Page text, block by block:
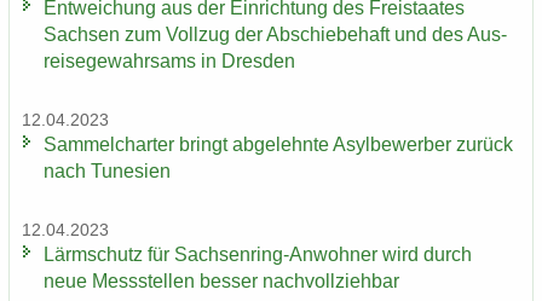
Ent­wei­chung aus der Ein­rich­tung des Frei­staa­tes
Sach­sen zum Voll­zug der Ab­schie­be­haft und des Aus­
rei­se­ge­wahr­sams in Dres­den
12.04.2023
Sam­mel­char­ter bringt ab­ge­lehn­te Asyl­be­wer­ber zu­rück
nach Tu­ne­si­en
12.04.2023
Lärm­schutz für Sachsenring-​Anwohner wird durch
neue Mess­stel­len bes­ser nach­voll­zieh­bar